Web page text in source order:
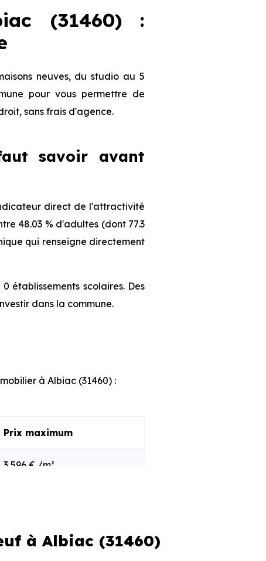
(31460) :
neuves, du studio au 5
pour vous permettre de
sans frais d'agence.
savoir avant
direct de l'attractivité
48.03 % d'adultes (dont 77.3
qui renseigne directement
établissements scolaires. Des
dans la commune.
à Albiac (31460) :
Prix maximum
3 596 € /m²
le stade d'avancement du
à Albiac (31460)